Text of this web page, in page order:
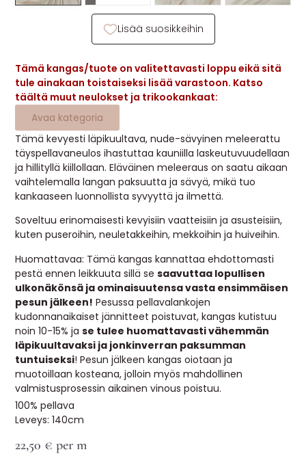
LISENSOIDUT KANKAAT
KANKAAT A-Ö
MUUT
🔖 OUTLET
OHJEITA
OTA YHTEYTTÄ
Tämä kangas/tuote on valitettavasti loppu eikä sitä
tule ainakaan toistaiseksi lisää varastoon. Katso
täältä muut neulokset ja trikookankaat:
Avaa kategoria
Tämä kevyesti läpikuultava, nude-sävyinen meleerattu
täyspellavaneulos ihastuttaa kauniilla laskeutuvuudellaan
ja hillityllä kiillollaan. Eläväinen meleeraus on saatu aikaan
vaihtelemalla langan paksuutta ja sävyä, mikä tuo
kankaaseen luonnollista syvyyttä ja ilmettä.
Soveltuu erinomaisesti kevyisiin vaatteisiin ja asusteisiin,
kuten puseroihin, neuletakkeihin, mekkoihin ja huiveihin.
Huomattavaa: Tämä kangas kannattaa ehdottomasti
pestä ennen leikkuuta sillä sesaavuttaa lopullisen
ulkonäkönsä ja ominaisuutensa vasta ensimmäisen
pesun jälkeen! Pesussa pellavalankojen
kudonnanaikaiset jännitteet poistuvat, kangas kutistuu
noin 10-15% jase tulee huomattavasti vähemmän
läpikuultavaksi ja jonkinverran paksumman
tuntuiseksi! Pesun jälkeen kangas oiotaan ja
muotoillaan kosteana, jolloin myös mahdollinen
valmistusprosessin aikainen vinous poistuu.
100% pellava
Leveys: 140cm
22,50 € per m
Lisää suosikkeihin